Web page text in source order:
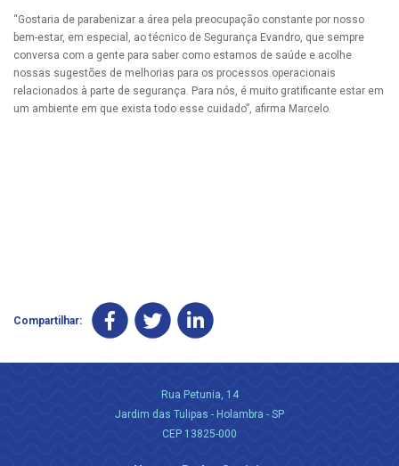
“Gostaria de parabenizar a área pela preocupação constante por nosso
bem-estar, em especial, ao técnico de Segurança Evandro, que sempre
conversa com a gente para saber como estamos de saúde e acolhe
nossas sugestões de melhorias para os processos operacionais
relacionados à parte de segurança. Para nós, é muito gratificante estar em
um ambiente em que exista todo esse cuidado”, afirma Marcelo.
Compartilhar:
Rua Petunia, 14
Jardim das Tulipas - Holambra - SP
CEP 13825-000